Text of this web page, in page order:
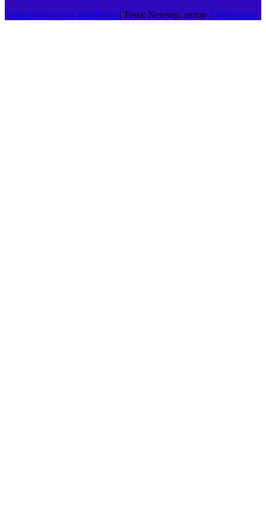
Сайт работает на WordPress | Тема: Newsup, автор Themeansar